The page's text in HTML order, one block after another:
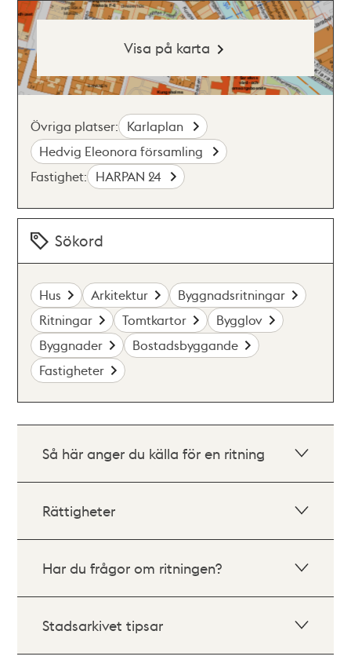
Visa på karta
Övriga platser: Karlaplan
Hedvig Eleonora församling
Fastighet: HARPAN 24
Sökord
Hus Arkitektur
Byggnadsritningar
Ritningar
Tomtkartor
Bygglov
Byggnader
Bostadsbyggande
Fastigheter
Så här anger du källa för en ritning
Rättigheter
Har du frågor om ritningen?
Stadsarkivet tipsar